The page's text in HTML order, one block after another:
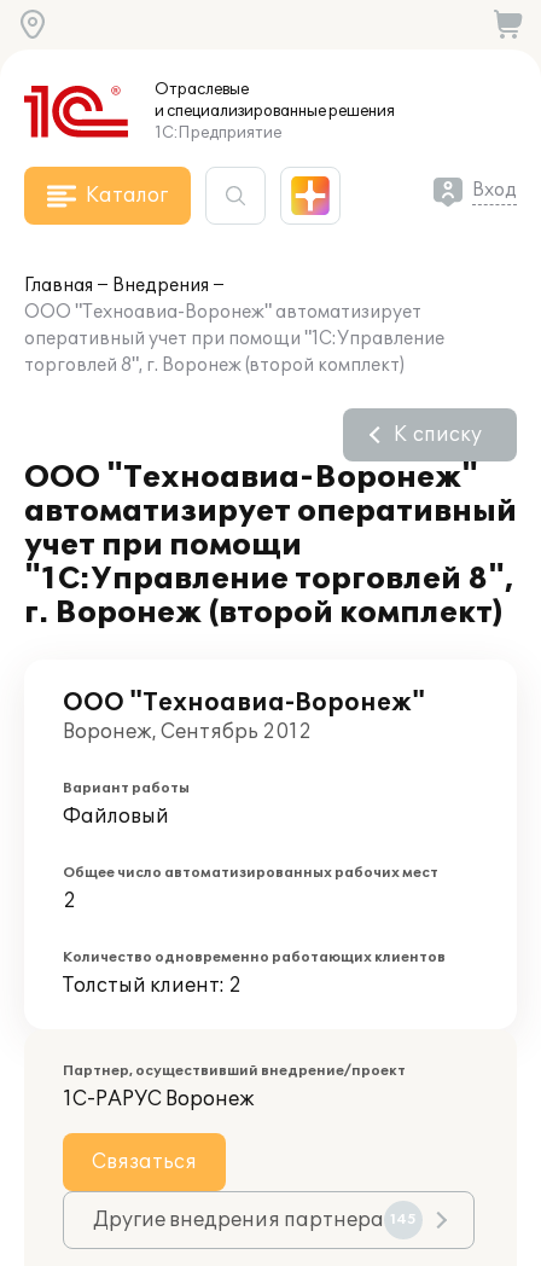
Отраслевые
и специализированныерешения
1С:Предприятие
Каталог Вход
Главная
Внедрения
ООО "Техноавиа-Воронеж" автоматизирует
оперативный учет при помощи "1С:Управление
торговлей 8", г. Воронеж (второй комплект)
ООО "Техноавиа-Воронеж"
автоматизирует оперативный
учет при помощи
"1С:Управление торговлей 8",
г. Воронеж (второй комплект)
К списку
ООО "Техноавиа-Воронеж"
Воронеж, Сентябрь 2012
Вариант работы
Файловый
Общее число автоматизированных рабочих мест
2
Количество одновременно работающих клиентов
Толстый клиент: 2
Партнер, осуществивший внедрение/проект
1С-РАРУС Воронеж
Связаться
Другие внедрения партнера 145